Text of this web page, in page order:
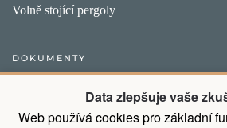
Data zlepšuje vaše
Web používá cookies pro základní
Volně stojící pergoly
DOKUMENTY
Obecný postup pro vytvoření objednávky
Přirozené vlastnosti dřeva